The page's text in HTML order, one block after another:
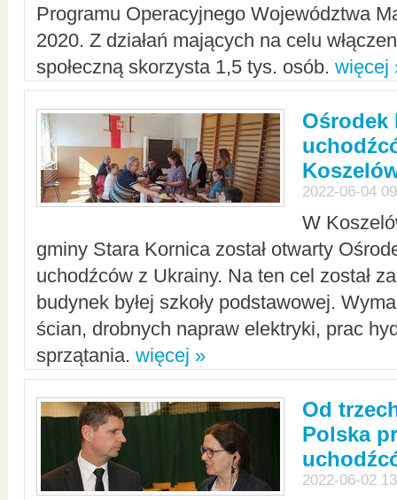
Programu Operacyjnego Województwa
2020. Z działań mających na celu
społeczną skorzysta 1,5 tys. osób. więcej
Ośrodek
2022-06-04
W
gminy Stara Kornica został otwarty
uchodźców z Ukrainy. Na ten cel został
budynek byłej szkoły podstawowej.
ścian, drobnych napraw elektryki, prac
sprzątania. więcej »
Od
Polska
2022-06-02